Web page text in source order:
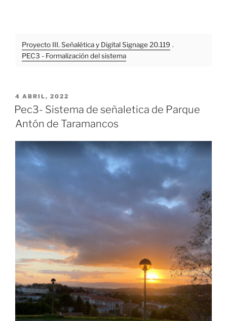
Proyecto III. Señalética y Digital Signage 20.119 .
PEC3 - Formalización del sistema
PUBLICADO
EL
4 ABRIL, 2022
Pec3- Sistema de señaletica de Parque
Antón de Taramancos